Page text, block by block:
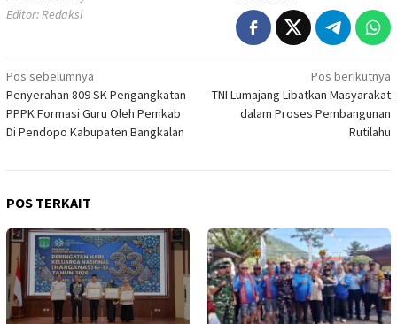
Editor: Redaksi
Navigasi
pos
Pos sebelumnya
Penyerahan 809 SK Pengangkatan
PPPK Formasi Guru Oleh Pemkab
Di Pendopo Kabupaten Bangkalan
Pos berikutnya
TNI Lumajang Libatkan Masyarakat
dalam Proses Pembangunan
Rutilahu
POS TERKAIT